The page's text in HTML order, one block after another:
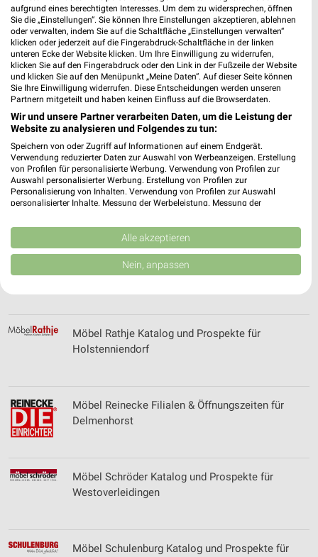
Möbel Jähnichen Filialen & Öffnungszeiten für
Stade
Möbel Kassens Filialen & Öffnungszeiten für
Esterwegen
Möbel Kraft Katalog und Prospekte für Buchholz
Möbel Lindemann Filialen & Öffnungszeiten für
Esterwegen
Möbel Rathje Katalog und Prospekte für
Holstenniendorf
Möbel Reinecke Filialen & Öffnungszeiten für
Delmenhorst
Möbel Schröder Katalog und Prospekte für
Westoverleidingen
Möbel Schulenburg Katalog und Prospekte für
aufgrund eines berechtigten Interesses. Um dem zu widersprechen, öffnen
Sie die „Einstellungen“. Sie können Ihre Einstellungen akzeptieren, ablehnen
oder verwalten, indem Sie auf die Schaltfläche „Einstellungen verwalten“
klicken oder jederzeit auf die Fingerabdruck-Schaltfläche in der linken
unteren Ecke der Website klicken. Um Ihre Einwilligung zu widerrufen,
klicken Sie auf den Fingerabdruck oder den Link in der Fußzeile der Website
und klicken Sie auf den Menüpunkt „Meine Daten“. Auf dieser Seite können
Sie Ihre Einwilligung widerrufen. Diese Entscheidungen werden unseren
Partnern mitgeteilt und haben keinen Einfluss auf die Browserdaten.
Wir und unsere Partner verarbeiten Daten, um die Leistung der
Website zu analysieren und Folgendes zu tun:
Speichern von oder Zugriff auf Informationen auf einem Endgerät.
Verwendung reduzierter Daten zur Auswahl von Werbeanzeigen. Erstellung
von Profilen für personalisierte Werbung. Verwendung von Profilen zur
Auswahl personalisierter Werbung. Erstellung von Profilen zur
Personalisierung von Inhalten. Verwendung von Profilen zur Auswahl
personalisierter Inhalte. Messung der Werbeleistung. Messung der
Kombinationen von Daten aus verschiedenen Quellen. Entwicklung und
Verbesserung der Angebote. Verwendung reduzierter Daten zur Auswahl
von Inhalten.
Daten können außerhalb der Europäischen Union weitergegeben und in die
USA gesendet werden.
Website/App.
Wir nutzen Ihre Daten für folgende Zwecke:
IAB-Verarbeitungszwecke:
Verwendung reduzierter Daten zur Auswahl von
Werbeanzeigen
Werbung
Verwendung von Profilen zur Auswahl
von Inhalten
Alle akzeptieren
Nein, anpassen